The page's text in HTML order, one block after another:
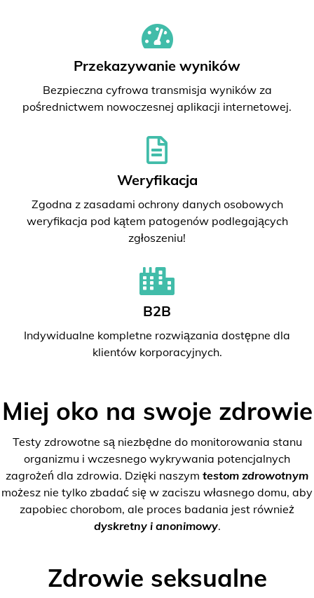
Przekazywanie wyników
Bezpieczna cyfrowa transmisja wyników za
pośrednictwem nowoczesnej aplikacji internetowej.
Weryfikacja
Zgodna z zasadami ochrony danych osobowych
weryfikacja pod kątem patogenów podlegających
zgłoszeniu!
B2B
Indywidualne kompletne rozwiązania dostępne dla
klientów korporacyjnych.
Miej oko na swoje zdrowie
Testy zdrowotne są niezbędne do monitorowania stanu
organizmu i wczesnego wykrywania potencjalnych
zagrożeń dla zdrowia. Dzięki naszym testom zdrowotnym
możesz nie tylko zbadać się w zaciszu własnego domu, aby
zapobiec chorobom, ale proces badania jest również
dyskretny i anonimowy.
Zdrowie seksualne